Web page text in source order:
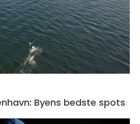
Byens bedste spots